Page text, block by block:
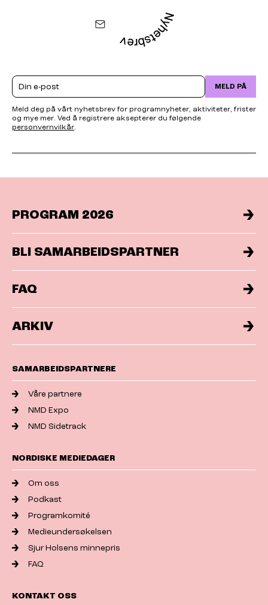
Email MELD PÅ
Meld deg på vårt nyhetsbrev for programnyheter, aktiviteter, frister
og mye mer. Ved å registrere aksepterer du følgende
personvernvilkår.
PROGRAM 2026
BLI SAMARBEIDSPARTNER
FAQ
ARKIV
SAMARBEIDSPARTNERE
Våre partnere
NMD Expo
NMD Sidetrack
NORDISKE MEDIEDAGER
Om oss
Podkast
Programkomité
Medieundersøkelsen
Sjur Holsens minnepris
FAQ
KONTAKT OSS